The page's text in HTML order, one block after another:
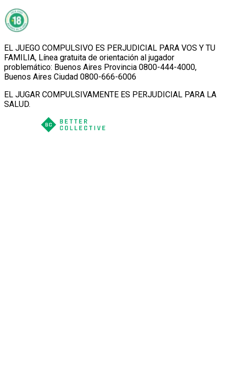
EL JUEGO COMPULSIVO ES PERJUDICIAL PARA VOS Y TU
FAMILIA, Línea gratuita de orientación al jugador
problemático: Buenos Aires Provincia 0800-444-4000,
Buenos Aires Ciudad 0800-666-6006
EL JUGAR COMPULSIVAMENTE ES PERJUDICIAL PARA LA
SALUD.